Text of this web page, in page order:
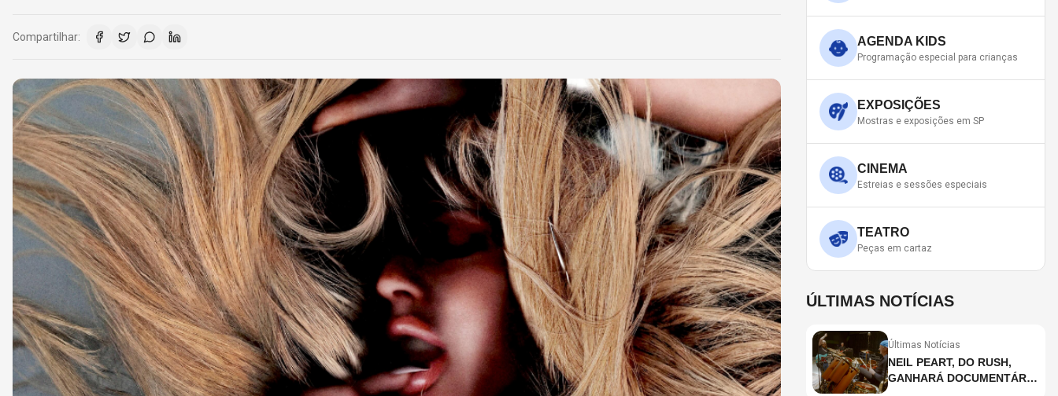
Compartilhar: AGENDA KIDS
Programação especial para crianças
EXPOSIÇÕES
Mostras e exposições em SP
CINEMA
Estreias e sessões especiais
TEATRO
Peças em cartaz
ÚLTIMAS NOTÍCIAS
Últimas Notícias
NEIL PEART, DO RUSH,
GANHARÁ DOCUMENTÁRIO